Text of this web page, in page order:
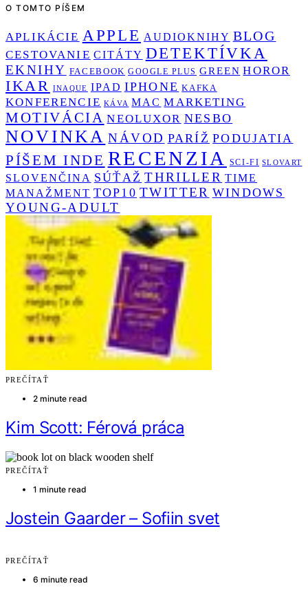
O TOMTO PÍŠEM
APLIKÁCIE APPLE AUDIOKNIHY BLOG
CESTOVANIE CITÁTY DETEKTÍVKA
EKNIHY FACEBOOK GOOGLE PLUS GREEN HOROR
IKAR INAQUE IPAD IPHONE KAFKA
KONFERENCIE KÁVA MAC MARKETING
MOTIVÁCIA NEOLUXOR NESBO
NOVINKA NÁVOD PARÍŽ PODUJATIA
PÍŠEM INDE RECENZIA SCI-FI SLOVART
SLOVENČINA SÚŤAŽ THRILLER TIME
MANAŽMENT TOP10 TWITTER WINDOWS
YOUNG-ADULT
PREČÍTAŤ
2 minute read
Kim Scott: Férová práca
PREČÍTAŤ
1 minute read
Jostein Gaarder – Sofiin svet
PREČÍTAŤ
6 minute read